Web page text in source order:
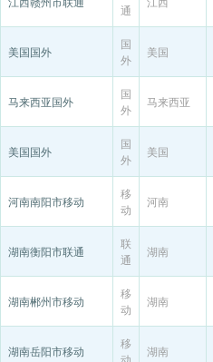
通
美国国外
国
外
美国
马来西亚国外
国
外
马来西亚
美国国外
国
外
美国
河南南阳市移动
移
动
河南
湖南衡阳市联通
联
通
湖南
湖南郴州市移动
移
动
湖南
湖南岳阳市移动
移
动
湖南